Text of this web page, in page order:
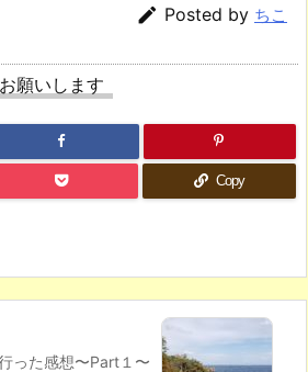
 Posted by ちこ
願いします
Copy
った感想〜Part１〜